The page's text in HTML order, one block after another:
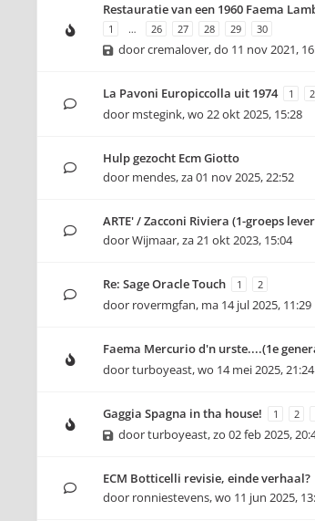
Restauratie van een 1960 Faema
1 … 26 27 28 29 30
doorcremalover,do 11 nov 2021,
La Pavoni Europiccolla uit 1974 1 2
door mstegink,wo 22 okt 2025, 15:28
Hulp gezocht Ecm Giotto
door mendes,za 01 nov 2025, 22:52
ARTE' / Zacconi Riviera (1-groeps
doorWijmaar,za 21 okt 2023, 15:04
Re: Sage Oracle Touch 1 2
door rovermgfan, ma 14 jul 2025, 11:29
Faema Mercurio d'n urste....(1e
doorturboyeast,wo 14 mei 2025, 21:24
Gaggia Spagna in tha house! 1 2
doorturboyeast,zo 02 feb 2025,
ECM Botticelli revisie, einde verhaal?
door ronniestevens,wo 11 jun 2025,